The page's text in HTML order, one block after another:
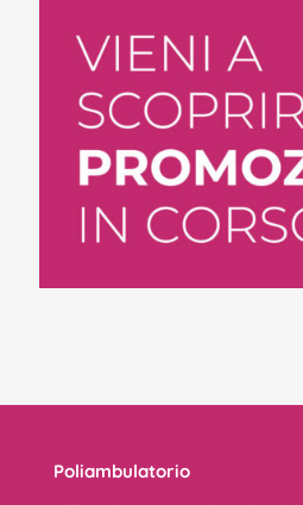
Poliambulatorio